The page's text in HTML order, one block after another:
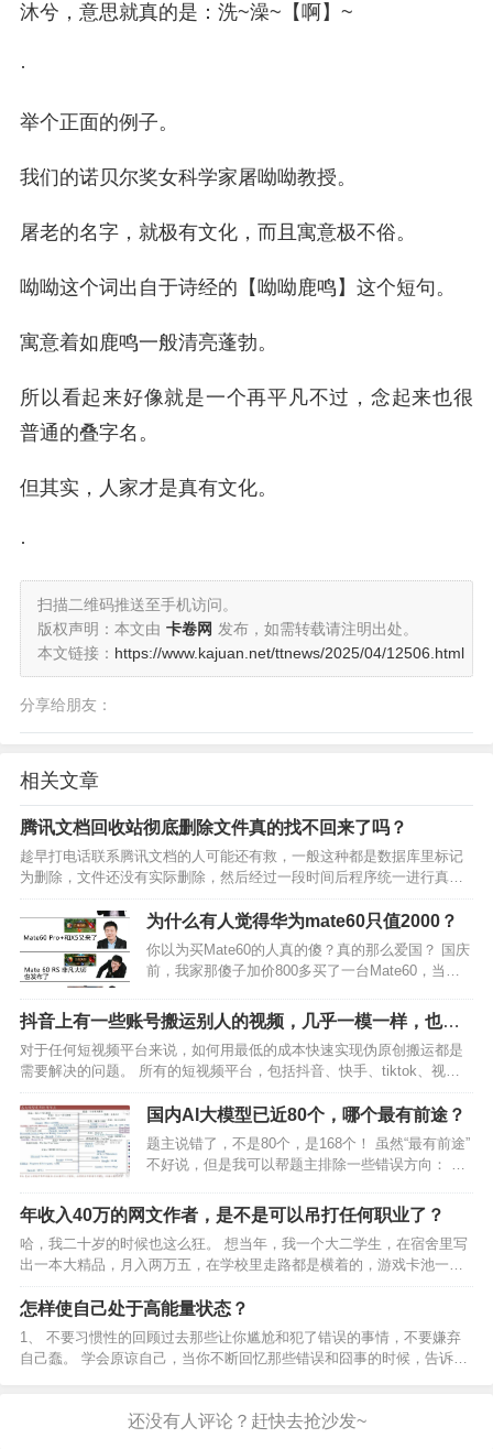
沐兮，意思就真的是：洗~澡~【啊】~
·
举个正面的例子。
我们的诺贝尔奖女科学家屠呦呦教授。
屠老的名字，就极有文化，而且寓意极不俗。
呦呦这个词出自于诗经的【呦呦鹿鸣】这个短句。
寓意着如鹿鸣一般清亮蓬勃。
所以看起来好像就是一个再平凡不过，念起来也很
普通的叠字名。
但其实，人家才是真有文化。
·
扫描二维码推送至手机访问。
版权声明：本文由 卡卷网 发布，如需转载请注明出处。
本文链接： https://www.kajuan.net/ttnews/2025/04/12506.html
分享给朋友：
相关文章
腾讯文档回收站彻底删除文件真的找不回来了吗？
趁早打电话联系腾讯文档的人可能还有救，一般这种都是数据库里标记
为删除，文件还没有实际删除，然后经过一段时间后程序统一进行真删
除。这个“一段时间”可长可短，可能是一小时也可能是几天几个月甚至几
年，要看腾讯服务器的程序是怎么写的。 不过你联系腾…
为什么有人觉得华为mate60只值2000？
你以为买Mate60的人真的傻？真的那么爱国？ 国庆
前，我家那傻子加价800多买了一台Mate60，当时
同事朋友看到，拿去反复查看，都在惊叹他这么快
就买到新机。 跟亲戚朋友聚会，别人一看就知道
他…
抖音上有一些账号搬运别人的视频，几乎一模一样，也没
判搬运，他们是怎么做到的？？
对于任何短视频平台来说，如何用最低的成本快速实现伪原创搬运都是
需要解决的问题。 所有的短视频平台，包括抖音、快手、tiktok、视频
号、小红书、B站，甚至是FB、推特、INS、YouTube，它们的查重技术
都是类似的，只要你在网络环境设置得…国内AI大模型已近80个，哪个最有前途？
题主说错了，不是80个，是168个！ 虽然“最有前途”
不好说，但是我可以帮题主排除一些错误方向： 开
一定就比小模型有前途吗？榜单排名高的大模型一
定更有前途吗？2024年3月更新，243个大模型中
有…
年收入40万的网文作者，是不是可以吊打任何职业了？
哈，我二十岁的时候也这么狂。 想当年，我一个大二学生，在宿舍里写
出一本大精品，月入两万五，在学校里走路都是横着的，游戏卡池一
开，看都不看，氪到出货为止。iPhone12pro一发布直接买，还买了个
iPad Pro，都是官网直接买的，Appl…
怎样使自己处于高能量状态？
1、 不要习惯性的回顾过去那些让你尴尬和犯了错误的事情，不要嫌弃
自己蠢。 学会原谅自己，当你不断回忆那些错误和囧事的时候，告诉自